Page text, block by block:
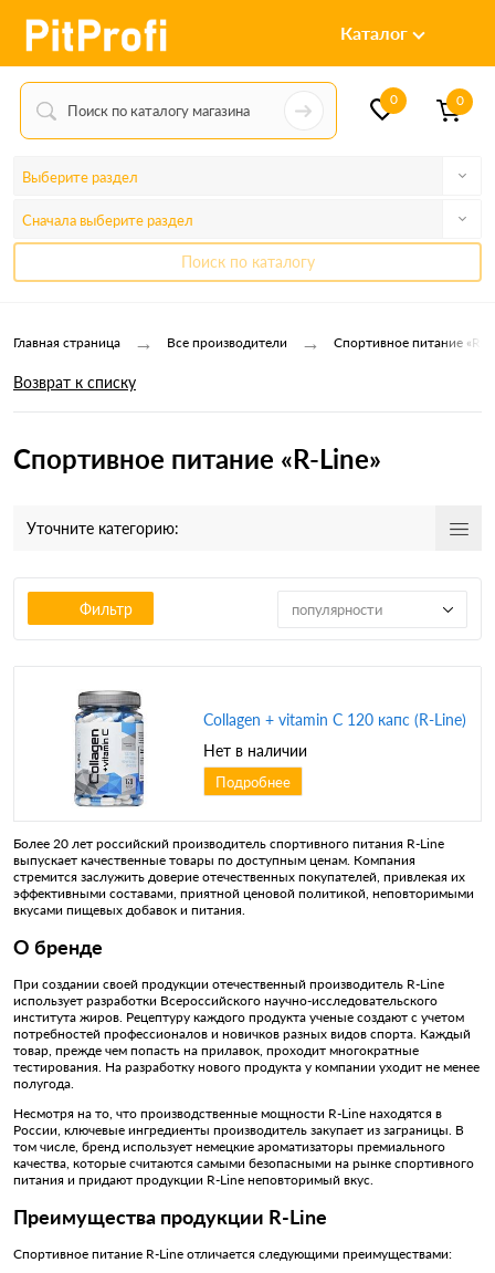
Каталог
0 0
Выберите раздел
Сначала выберите раздел
Поиск по каталогу
Главная страница → Все производители → Спортивное питание «R-
Возврат к списку
Спортивное питание «R-Line»
Уточните категорию:
Фильтр популярности
Collagen + vitamin C 120 капс (R-Line)
Нет в наличии
Подробнее
Более 20 лет российский производитель спортивного питания R-Line
выпускает качественные товары по доступным ценам. Компания
стремится заслужить доверие отечественных покупателей, привлекая их
эффективными составами, приятной ценовой политикой, неповторимыми
вкусами пищевых добавок и питания.
О бренде
При создании своей продукции отечественный производитель R-Line
использует разработки Всероссийского научно-исследовательского
института жиров. Рецептуру каждого продукта ученые создают с учетом
потребностей профессионалов и новичков разных видов спорта. Каждый
товар, прежде чем попасть на прилавок, проходит многократные
тестирования. На разработку нового продукта у компании уходит не менее
полугода.
Несмотря на то, что производственные мощности R-Line находятся в
России, ключевые ингредиенты производитель закупает из заграницы. В
том числе, бренд использует немецкие ароматизаторы премиального
качества, которые считаются самыми безопасными на рынке спортивного
питания и придают продукции R-Line неповторимый вкус.
Преимущества продукции R-Line
Спортивное питание R-Line отличается следующими преимуществами: